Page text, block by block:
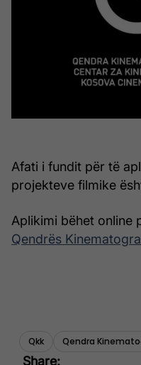
Afati i fundit për të
projekteve filmike
Aplikimi bëhet online
Qendrës
Qkk Qendra